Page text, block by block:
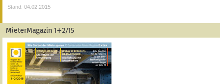
Stand: 04.02.2015
MieterMagazin 1+2/15